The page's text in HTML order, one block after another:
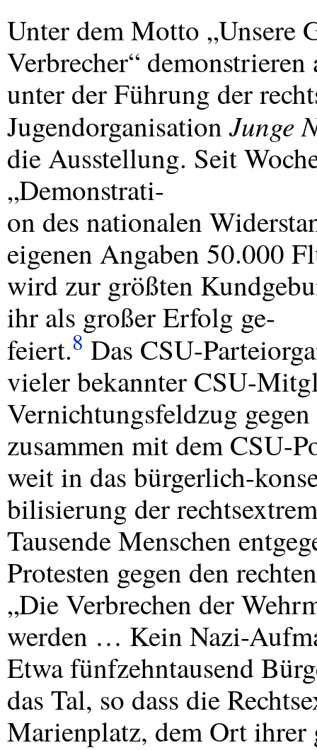
Unter dem Motto „Unsere
Verbrecher“
unter der Führung der
JugendorganisationJunge
die Ausstellung. Seit
„Demonstrati-
on des nationalen
eigenen Angaben 50.000
wird zur größten
ihr als großer Erfolg ge-
feiert.8 Das CSU-
vieler bekannter CSU-
Vernichtungsfeldzug
zusammen mit demCSU-
weit in das bürgerlich-
bilisierung der
Tausende Menschen
Protesten gegen den
„Die Verbrechen der
werden … Kein Nazi-
Etwa fünfzehntausend
das Tal, so dass die
Marienplatz, dem Ort ihrer